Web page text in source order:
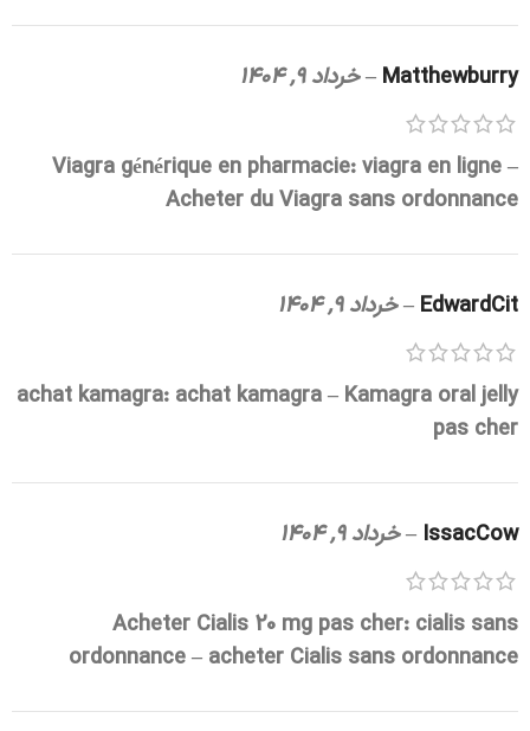
Matthewburry
–خرداد 9, 1404
Viagra générique en pharmacie:viagra en ligne–
Acheter du Viagra sans ordonnance
EdwardCit
–خرداد 9, 1404
achat kamagra: achat kamagra– Kamagra oral jelly
pas cher
IssacCow
–خرداد 9, 1404
Acheter Cialis 20 mg pas cher: cialis sans
ordonnance– acheter Cialis sans ordonnance